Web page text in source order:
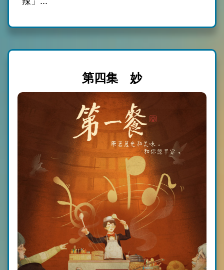
第四集 妙